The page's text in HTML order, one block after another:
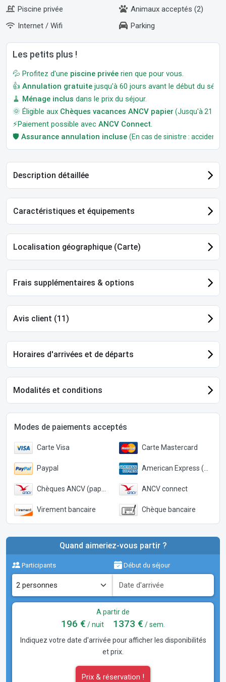
Piscine privée
Animaux acceptés (2)
Internet / Wifi
Parking
Les petits plus !
💦 Profitez d'une piscine privée rien que pour vous.
👍 Annulation gratuite jusqu'à 60 jours avant le début du
🧹 Ménage inclus dans le prix du séjour.
🌞 Éligible aux Chèques vacances ANCV papier (Jusqu'à 21
⚡Paiement possible avec ANCV Connect.
🛡️ Assurance annulation incluse (En cas de sinistre : accident,
Description détaillée
Caractéristiques et équipements
Localisation géographique (Carte)
Frais supplémentaires & options
Avis client (11)
Horaires d'arrivées et de départs
Modalités et conditions
Modes de paiements acceptés
Carte Visa Carte Mastercard
Paypal American Express (Paypal)
Chèques ANCV (papier) ANCV connect
Virement bancaire Chèque bancaire
Quand aimeriez-vous partir ?
Participants Début du séjour
A partir de
196 € / nuit 1373 € / sem.
Indiquez votre date d'arrivée pour afficher les disponibilités
et prix.
Prix & réservation !